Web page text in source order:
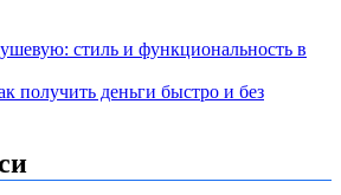
стиль и функциональность в
получить деньги быстро и без